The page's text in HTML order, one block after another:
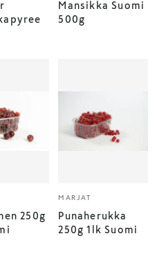
Mansikka Suomi
500g
250g
MARJAT
Punaherukka
250g 1lk Suomi